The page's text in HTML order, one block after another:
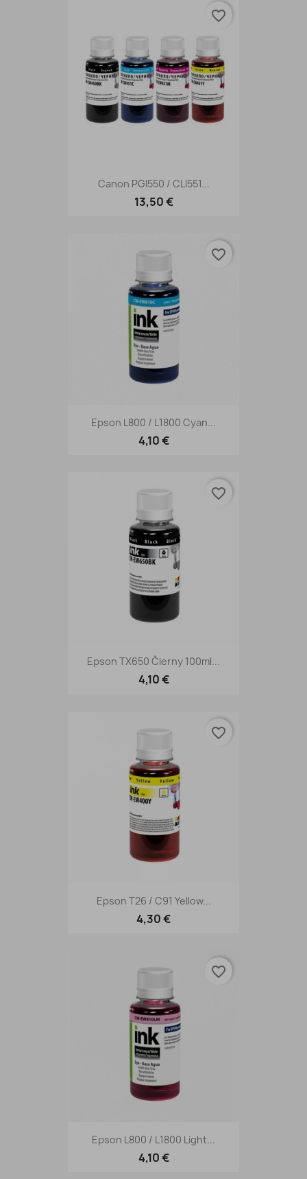
Canon PGI550 / CLI551...
13,50 €
favorite_border
Epson L800 / L1800 Cyan...
4,10 €
favorite_border
Epson TX650 Čierny 100ml...
4,10 €
favorite_border
Epson T26 / C91 Yellow...
4,30 €
favorite_border
Epson L800 / L1800 Light...
4,10 €
favorite_border